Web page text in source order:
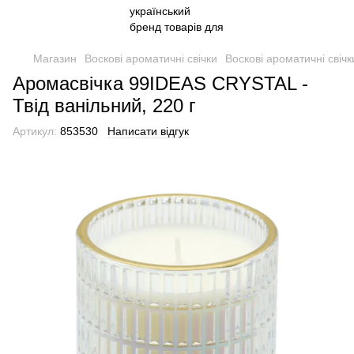
Магазин Воскові ароматичні свічки Воскові ароматичні
Аромасвічка 99IDEAS CRYSTAL -
Твід ванільний, 220 г
Артикул: 853530 Написати відгук